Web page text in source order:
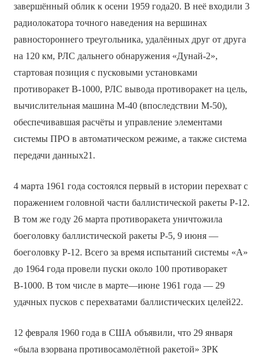
завершённый облик к осени 1959 года20. В неё входили 3
радиолокатора точного наведения на вершинах
равностороннего треугольника, удалённых друг от друга
на 120 км, РЛС дальнего обнаружения «Дунай-2»,
стартовая позиция с пусковыми установками
противоракет В-1000, РЛС вывода противоракет на цель,
вычислительная машина М-40 (впоследствии М-50),
обеспечивавшая расчёты и управление элементами
системы ПРО в автоматическом режиме, а также система
передачи данных21.
4 марта 1961 года состоялся первый в истории перехват с
поражением головной части баллистической ракеты Р-12.
В том же году 26 марта противоракета уничтожила
боеголовку баллистической ракеты Р-5, 9 июня —
боеголовку Р-12. Всего за время испытаний системы «А»
до 1964 года провели пуски около 100 противоракет
В-1000. В том числе в марте—июне 1961 года — 29
удачных пусков с перехватами баллистических целей22.
12 февраля 1960 года в США объявили, что 29 января
«была взорвана противосамолётной ракетой» ЗРК